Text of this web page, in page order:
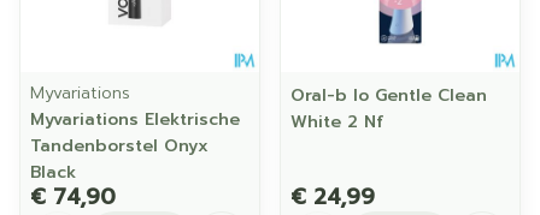
Myvariations
Myvariations Elektrische
Tandenborstel Onyx
Black
€ 74,90
Oral-b Io Gentle Clean
White 2 Nf
€ 24,99